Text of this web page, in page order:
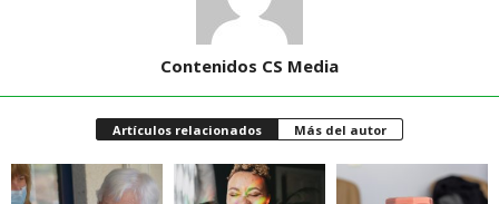
Contenidos CS Media
Artículos relacionados Más del autor